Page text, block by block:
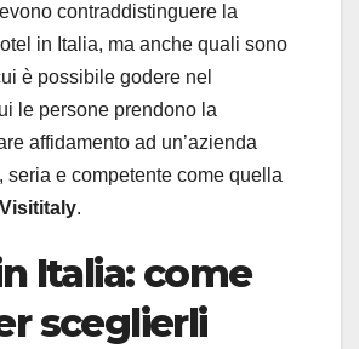
contraddistinguere la
in Italia, ma anche quali sono
è possibile godere nel
le persone prendono la
affidamento ad un’azienda
seria e competente come quella
Visititaly.
Italia: come
sceglierli